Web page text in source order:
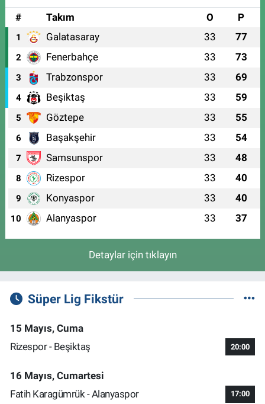
#
Takım O P
1 Galatasaray 33 77
2 Fenerbahçe 33 73
3 Trabzonspor 33 69
4 Beşiktaş 33 59
5 Göztepe 33 55
6 Başakşehir 33 54
7 Samsunspor 33 48
8 Rizespor 33 40
9 Konyaspor 33 40
10 Alanyaspor 33 37
Detaylar için tıklayın
Süper Lig Fikstür
15 Mayıs, Cuma
Rizespor - Beşiktaş
20:00
16 Mayıs, Cumartesi
Fatih Karagümrük - Alanyaspor
17:00